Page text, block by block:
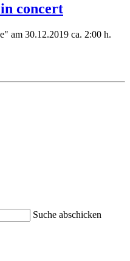
concert
am 30.12.2019 ca. 2:00 h.
Suche abschicken